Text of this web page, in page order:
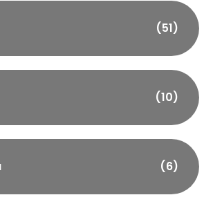
(51)
(10)
(6)